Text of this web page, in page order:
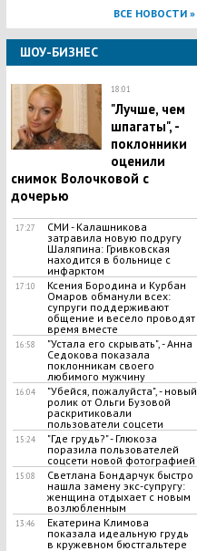
ВСЕ НОВОСТИ »
ШОУ-БИЗНЕС
18:01
"Лучше, чем
шпагаты", -
поклонники
оценили
снимок Волочковой с
дочерью
17:27
СМИ - Калашникова
затравила новую подругу
Шаляпина: Гривковская
находится в больнице с
инфарктом
17:10
Ксения Бородина и Курбан
Омаров обманули всех:
супруги поддерживают
общение и весело проводят
время вместе
16:58
"Устала его скрывать", - Анна
Седокова показала
поклонникам своего
любимого мужчину
16:04
"Убейся, пожалуйста", - новый
ролик от Ольги Бузовой
раскритиковали
пользователи соцсети
15:24
"Где грудь?" - Глюкоза
поразила пользователей
соцсети новой фотографией
15:08
Светлана Бондарчук быстро
нашла замену экс-супругу:
женщина отдыхает с новым
возлюбленным
13:46
Екатерина Климова
показала идеальную грудь
в кружевном бюстгальтере